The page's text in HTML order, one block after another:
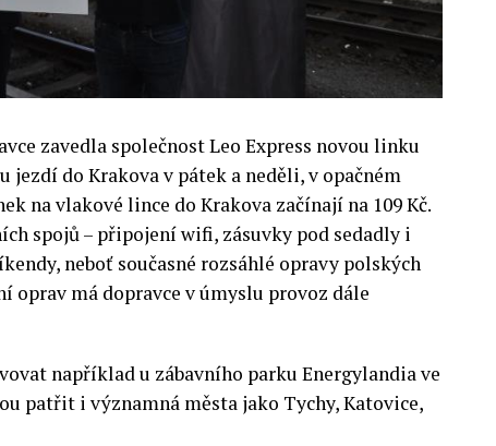
zavedla společnost Leo Express novou linku
jezdí do Krakova v pátek a neděli, v opačném
na vlakové lince do Krakova začínají na 109 Kč.
spojů – připojení wifi, zásuvky pod sedadly i
neboť současné rozsáhlé opravy polských
oprav má dopravce v úmyslu provoz dále
například u zábavního parku Energylandia ve
patřit i významná města jako Tychy, Katovice,